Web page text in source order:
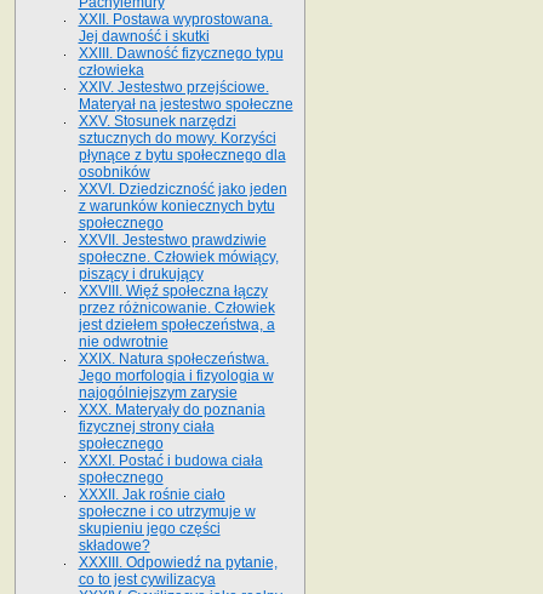
XXII. Postawa wyprostowana.
Jej dawność i skutki
XXIII. Dawność fizycznego typu
człowieka
XXIV. Jestestwo przejściowe.
Materyał na jestestwo społeczne
XXV. Stosunek narzędzi
sztucznych do mowy. Korzyści
płynące z bytu społecznego dla
osobników
XXVI. Dziedziczność jako jeden
z warunków koniecznych bytu
społecznego
XXVII. Jestestwo prawdziwie
społeczne. Człowiek mówiący,
piszący i drukujący
XXVIII. Więź społeczna łączy
przez różnicowanie. Człowiek
jest dziełem społeczeństwa, a
nie odwrotnie
XXIX. Natura społeczeństwa.
Jego morfologia i fizyologia w
najogólniejszym zarysie
XXX. Materyały do poznania
fizycznej strony ciała
społecznego
XXXI. Postać i budowa ciała
społecznego
XXXII. Jak rośnie ciało
społeczne i co utrzymuje w
skupieniu jego części
składowe?
XXXIII. Odpowiedź na pytanie,
co to jest cywilizacya